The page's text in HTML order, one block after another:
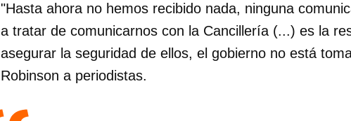
"Hasta ahora no hemos recibido nada, ninguna
a tratar de comunicarnos con la Cancillería (...) es la
asegurar la seguridad de ellos, el gobierno no está
Robinson a periodistas.